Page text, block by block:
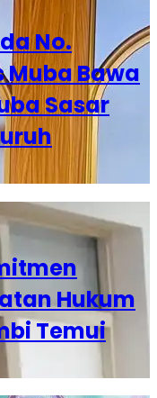
No.
Muba Bawa
Sasar
Hukum
Temui